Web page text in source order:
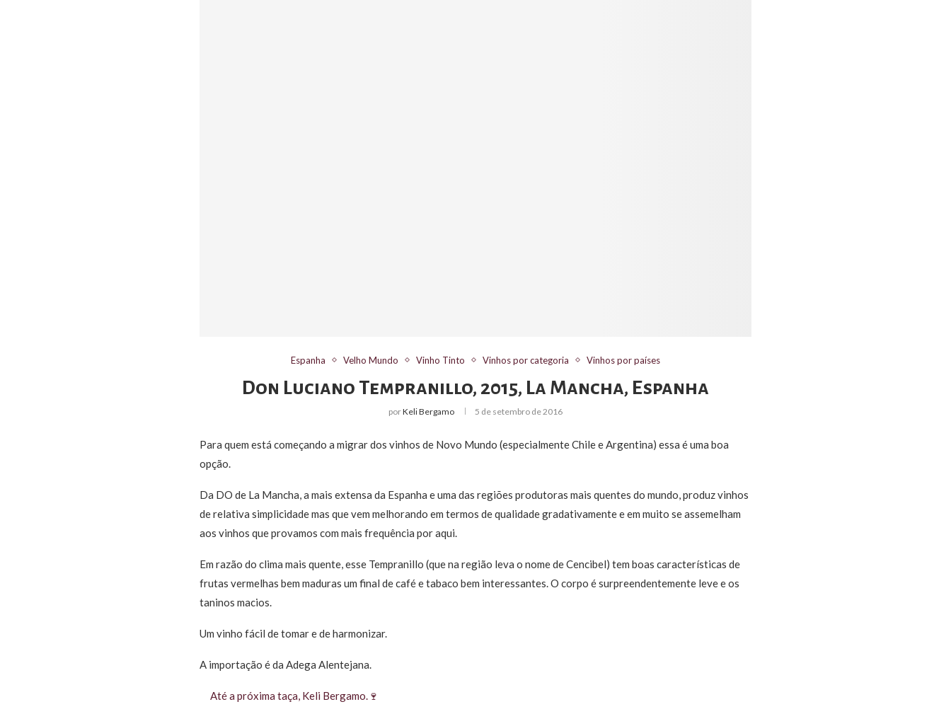
Espanha Velho Mundo Vinho Tinto Vinhos por categoria Vinhos por países
Don Luciano Tempranillo, 2015, La Mancha, Espanha
porKeli Bergamo 5 de setembro de 2016
Para quem está começando a migrar dos vinhos de Novo Mundo (especialmente Chile e Argentina) essa é uma boa
opção.
Da DO de La Mancha, a mais extensa da Espanha e uma das regiões produtoras mais quentes do mundo, produz vinhos
de relativa simplicidade mas que vem melhorando em termos de qualidade gradativamente e em muito se assemelham
aos vinhos que provamos com mais frequência por aqui.
Em razão do clima mais quente, esse Tempranillo (que na região leva o nome de Cencibel) tem boas características de
frutas vermelhas bem maduras um final de café e tabaco bem interessantes. O corpo é surpreendentemente leve e os
taninos macios.
Um vinho fácil de tomar e de harmonizar.
A importação é da Adega Alentejana.
Até a próxima taça, Keli Bergamo.🍷